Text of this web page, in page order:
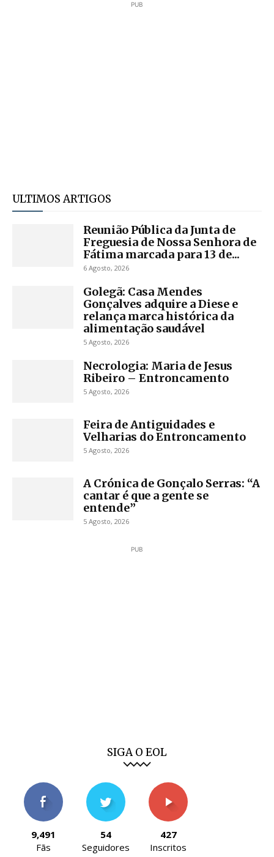
PUB
ULTIMOS ARTIGOS
Reunião Pública da Junta de
Freguesia de Nossa Senhora de
Fátima marcada para 13 de...
6 Agosto, 2026
Golegã: Casa Mendes
Gonçalves adquire a Diese e
relança marca histórica da
alimentação saudável
5 Agosto, 2026
Necrologia: Maria de Jesus
Ribeiro – Entroncamento
5 Agosto, 2026
Feira de Antiguidades e
Velharias do Entroncamento
5 Agosto, 2026
A Crónica de Gonçalo Serras: “A
cantar é que a gente se
entende”
5 Agosto, 2026
PUB
SIGA O EOL
9,491
Fãs
54
Seguidores
427
Inscritos